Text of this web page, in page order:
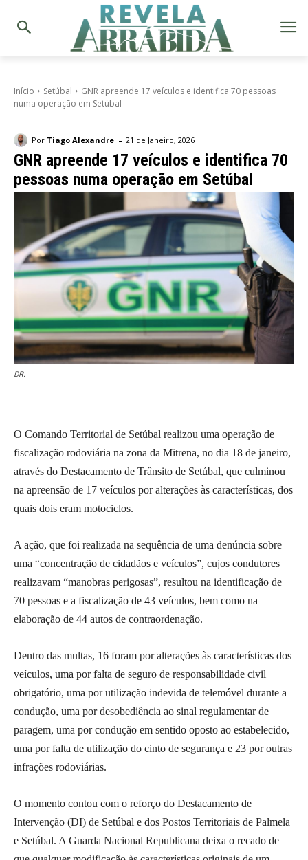
Início Setúbal
GNR apreende 17 veículos e identifica 70 pessoas
numa operação em Setúbal
Por Tiago Alexandre - 21 de Janeiro, 2026
GNR apreende 17 veículos e identifica 70
pessoas numa operação em Setúbal
DR.
O Comando Territorial de Setúbal realizou uma operação de
fiscalização rodoviária na zona da Mitrena, no dia 18 de janeiro,
através do Destacamento de Trânsito de Setúbal, que culminou
na apreensão de 17 veículos por alterações às características, dos
quais dois eram motociclos.
A ação, que foi realizada na sequência de uma denúncia sobre
uma “concentração de cidadãos e veículos”, cujos condutores
realizavam “manobras perigosas”, resultou na identificação de
70 pessoas e a fiscalização de 43 veículos, bem como na
elaboração de 44 autos de contraordenação.
Dentro das multas, 16 foram por alterações às características dos
veículos, uma por falta de seguro de responsabilidade civil
obrigatório, uma por utilização indevida de telemóvel durante a
condução, uma por desobediência ao sinal regulamentar de
paragem, uma por condução em sentido oposto ao estabelecido,
uma por falta de utilização do cinto de segurança e 23 por outras
infrações rodoviárias.
O momento contou com o reforço do Destacamento de
Intervenção (DI) de Setúbal e dos Postos Territoriais de Palmela
e Setúbal. A Guarda Nacional Republicana deixa o recado de